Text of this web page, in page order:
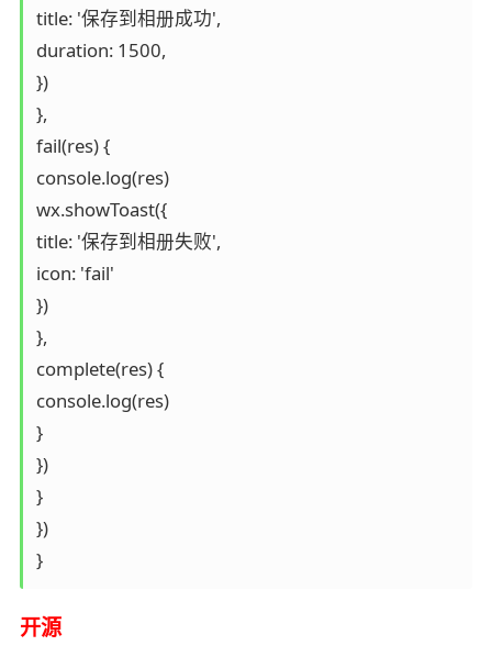
title: '保存到相册成功',
duration: 1500,
})
},
fail(res) {
console.log(res)
wx.showToast({
title: '保存到相册失败',
icon: 'fail'
})
},
complete(res) {
console.log(res)
}
})
}
})
}
开源